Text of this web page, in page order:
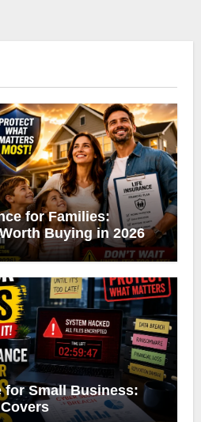
for Families:
Buying in 2026
for Small Business: